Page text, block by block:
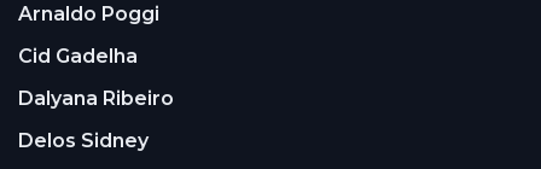
Arnaldo Poggi
Cid Gadelha
Dalyana Ribeiro
Delos Sidney